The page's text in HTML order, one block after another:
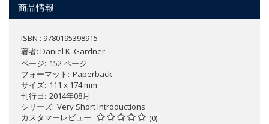
商品情報
ISBN : 9780195398915
著者: Daniel K. Gardner
ページ 152 ページ
フォーマット
Paperback
サイズ 111 x 174 mm
刊行日 2014年08月
シリーズ Very Short Introductions
カスタマーレビュー
(0)